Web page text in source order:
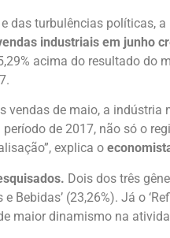
das turbulências políticas,
industriais em junho
acima do resultado do
vendas de maio, a indústria
de 2017, não só o
explica o
Dois dos três
Bebidas’ (23,26%). Já o
maior dinamismo na